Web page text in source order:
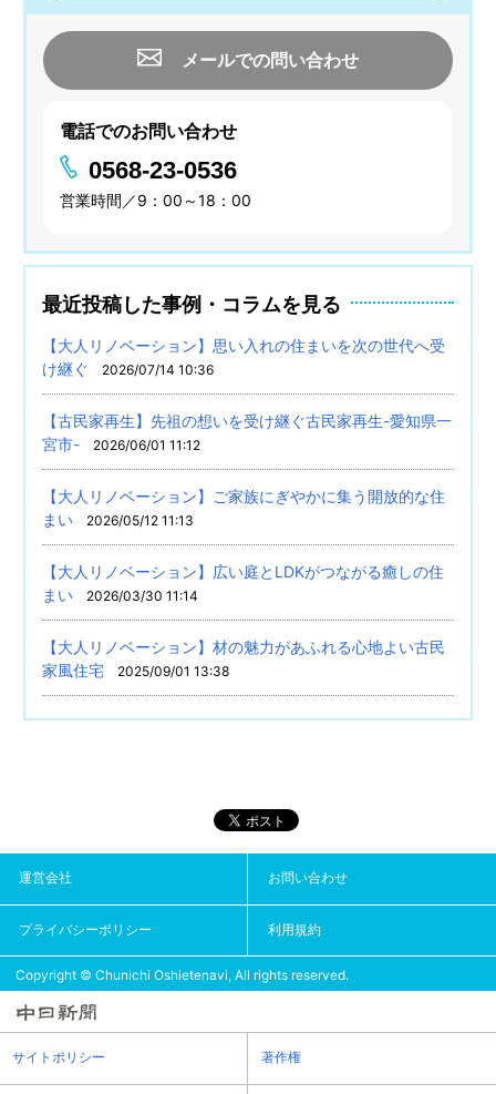
メールでの問い合わせ
電話でのお問い合わせ
0568-23-0536
営業時間／9：00～18：00
最近投稿した事例・コラムを見る
【大人リノベーション】思い入れの住まいを次の世代へ受
け継ぐ
2026/07/14 10:36
【古民家再生】先祖の想いを受け継ぐ古民家再生-愛知県一
宮市-
2026/06/01 11:12
【大人リノベーション】ご家族にぎやかに集う開放的な住
まい
2026/05/12 11:13
【大人リノベーション】広い庭とLDKがつながる癒しの住
まい
2026/03/30 11:14
【大人リノベーション】材の魅力があふれる心地よい古民
家風住宅
2025/09/01 13:38
運営会社 お問い合わせ
プライバシーポリシー 利用規約
Copyright © Chunichi Oshietenavi, All rights reserved.
サイトポリシー 著作権